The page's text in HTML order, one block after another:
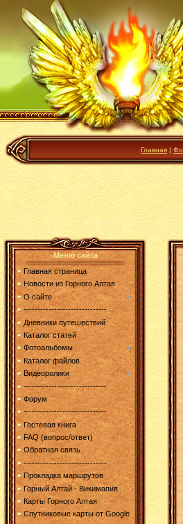
Главная |
Меню сайта
Главная страница
Новости из Горного Алтая
О сайте
------------------------------
Дневники путешествий
Каталог статей
Фотоальбомы
Каталог файлов
Видеоролики
------------------------------
Форум
------------------------------
Гостевая книга
FAQ (вопрос/ответ)
Обратная связь
------------------------------
Прокладка маршрутов
Горный Алтай - Викимапия
Карты Горного Алтая
Спутниковые карты от Google